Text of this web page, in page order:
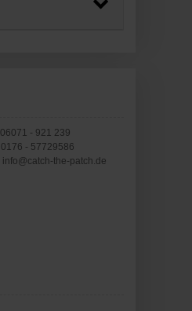
06071 - 921 239
0176 - 57729586
info@catch-the-patch.de